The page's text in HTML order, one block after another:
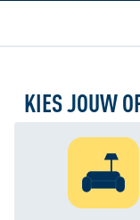
KIES JOUW